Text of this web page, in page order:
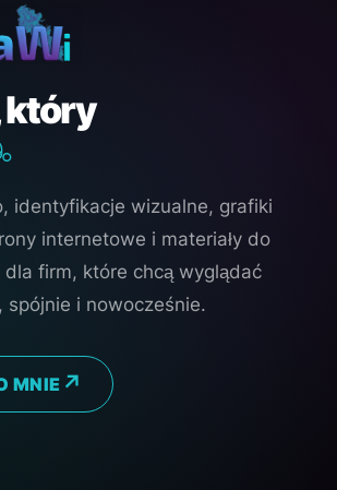
który
identyfikacje wizualne, grafiki
internetowe i materiały do
firm, które chcą wyglądać
spójnie i nowocześnie.
MNIE